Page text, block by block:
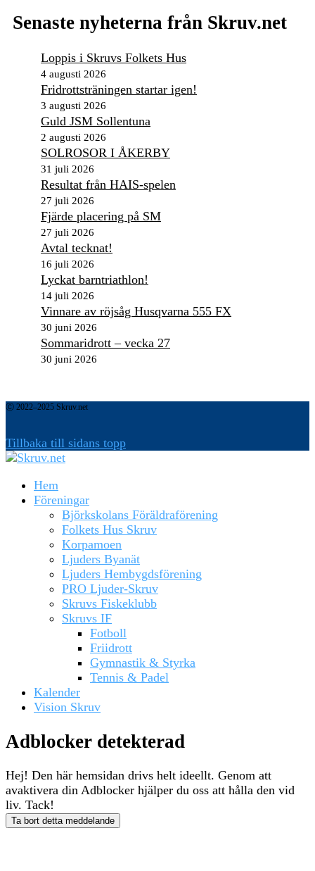
Senaste nyheterna från Skruv.net
Loppis i Skruvs Folkets Hus
4 augusti 2026
Fridrottsträningen startar igen!
3 augusti 2026
Guld JSM Sollentuna
2 augusti 2026
SOLROSOR I ÅKERBY
31 juli 2026
Resultat från HAIS-spelen
27 juli 2026
Fjärde placering på SM
27 juli 2026
Avtal tecknat!
16 juli 2026
Lyckat barntriathlon!
14 juli 2026
Vinnare av röjsåg Husqvarna 555 FX
30 juni 2026
Sommaridrott – vecka 27
30 juni 2026
Ⓒ 2022–2025 Skruv.net
Tillbaka till sidans topp
Hem
Föreningar
Björkskolans Föräldraförening
Folkets Hus Skruv
Korpamoen
Ljuders Byanät
Ljuders Hembygdsförening
PRO Ljuder-Skruv
Skruvs Fiskeklubb
Skruvs IF
Fotboll
Friidrott
Gymnastik & Styrka
Tennis & Padel
Kalender
Vision Skruv
Adblocker detekterad
Hej! Den här hemsidan drivs helt ideellt. Genom att
avaktivera din Adblocker hjälper du oss att hålla den vid
liv. Tack!
Ta bort detta meddelande